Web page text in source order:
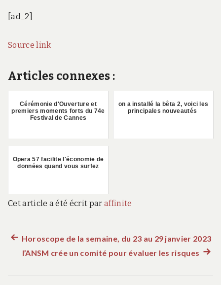
[ad_2]
Source link
Articles connexes :
Cérémonie d'Ouverture et
premiers moments forts du 74e
Festival de Cannes
on a installé la bêta 2, voici les
principales nouveautés
Opera 57 facilite l'économie de
données quand vous surfez
Cet article a été écrit par affinite
Navigation
Article
précédent :
Horoscope de la semaine, du 23 au 29 janvier 2023
l’ANSM crée un comité pour évaluer les risques